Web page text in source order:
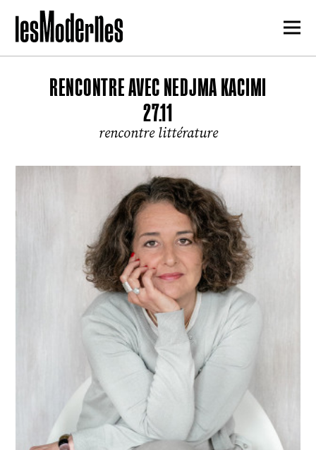
RENCONTRE AVEC NEDJMA KACIMI
27.11
rencontre littérature